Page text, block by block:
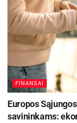
FINANSAI
Europos
savininkams: